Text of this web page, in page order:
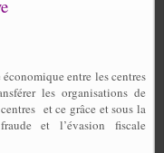
entre les centres
les organisations de
et ce grâce et sous la
et l’évasion fiscale